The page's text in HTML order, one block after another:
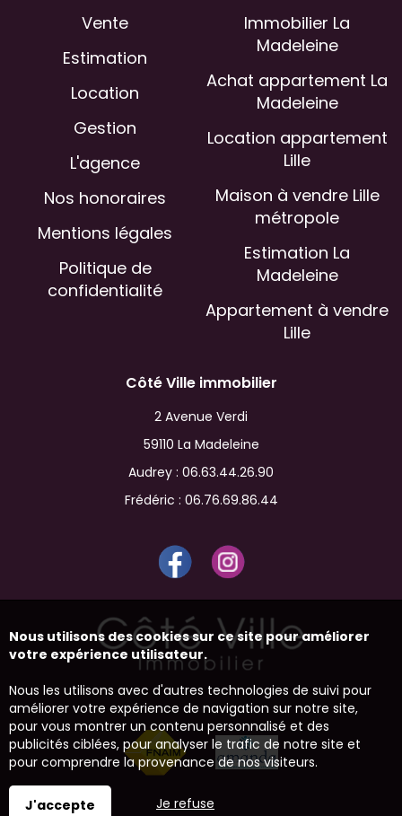
Vente
Estimation
Location
Gestion
L'agence
Nos honoraires
Mentions légales
Politique de
confidentialité
Immobilier La
Madeleine
Achat appartement La
Madeleine
Location appartement
Lille
Maison à vendre Lille
métropole
Estimation La
Madeleine
Appartement à vendre
Lille
Côté Ville immobilier
2 Avenue Verdi
59110 La Madeleine
Audrey : 06.63.44.26.90
Frédéric : 06.76.69.86.44
Nous utilisons des cookies sur ce site pour améliorer
votre expérience utilisateur.
Nous les utilisons avec d'autres technologies de suivi pour
améliorer votre expérience de navigation sur notre site,
pour vous montrer un contenu personnalisé et des
publicités ciblées, pour analyser le trafic de notre site et
pour comprendre la provenance de nos visiteurs.
J'accepte Je refuse